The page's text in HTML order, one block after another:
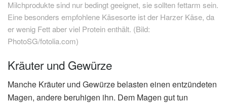
Milchprodukte sind nur bedingt geeignet, sie sollten fettarm sein.
Eine besonders empfohlene Käsesorte ist der Harzer Käse, da
er wenig Fett aber viel Protein enthält. (Bild:
PhotoSG/fotolia.com)
Kräuter und Gewürze
Manche Kräuter und Gewürze belasten einen entzündeten
Magen, andere beruhigen ihn. Dem Magen gut tun